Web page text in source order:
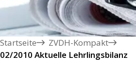
Startseite
ZVDH-Kompakt
02/2010 Aktuelle Lehrlingsbilanz